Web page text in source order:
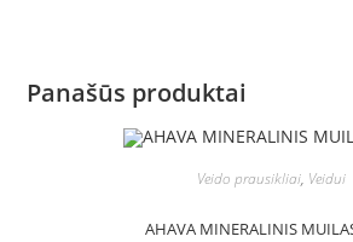
Panašūs produktai
Veido prausikliai, Veidui
AHAVA MINERALINIS